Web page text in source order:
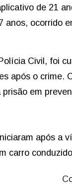
de 21
anos, ocorrido
Civil, foi
após o crime.
em
após a
carro